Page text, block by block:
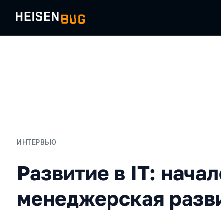
ИНТЕРВЬЮ
Развитие в IT:
менеджерская